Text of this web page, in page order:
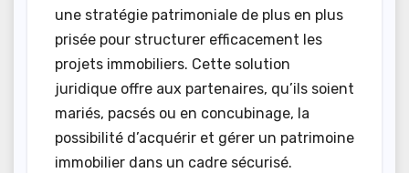
une stratégie patrimoniale de plus en plus
prisée pour structurer efficacement les
projets immobiliers. Cette solution
juridique offre aux partenaires, qu’ils soient
mariés, pacsés ou en concubinage, la
possibilité d’acquérir et gérer un patrimoine
immobilier dans un cadre sécurisé.